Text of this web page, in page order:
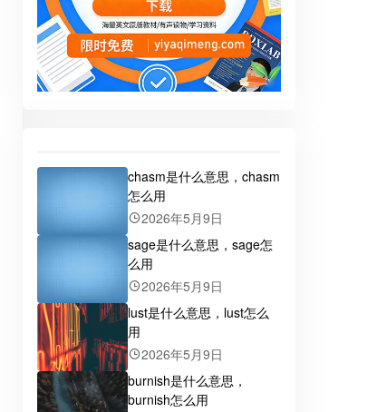
chasm是什么意思，chasm
怎么用
2026年5月9日
sage是什么意思，sage怎
么用
2026年5月9日
lust是什么意思，lust怎么
用
2026年5月9日
burnish是什么意思，
burnish怎么用